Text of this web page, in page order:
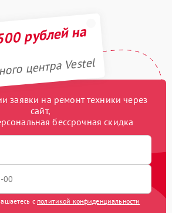
рублей на
центра Vestel
заявки на ремонт техники через
сайт,
бессрочная скидка
с политикой конфиденциальности